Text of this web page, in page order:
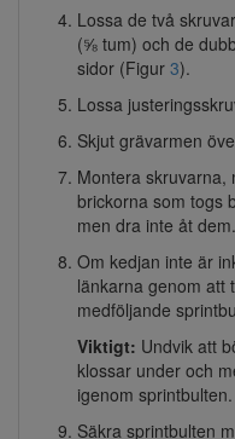
Lossa de två
(⅝ tum) och de
sidor (Figur 3).
Lossa
Skjut grävarmen
Montera skruvarna,
brickorna som togs
men dra inte åt dem.
Om kedjan inte är
länkarna genom att
medföljande
Viktigt: Undvik att
klossar under och
igenom sprintbulten.
Säkra sprintbulten